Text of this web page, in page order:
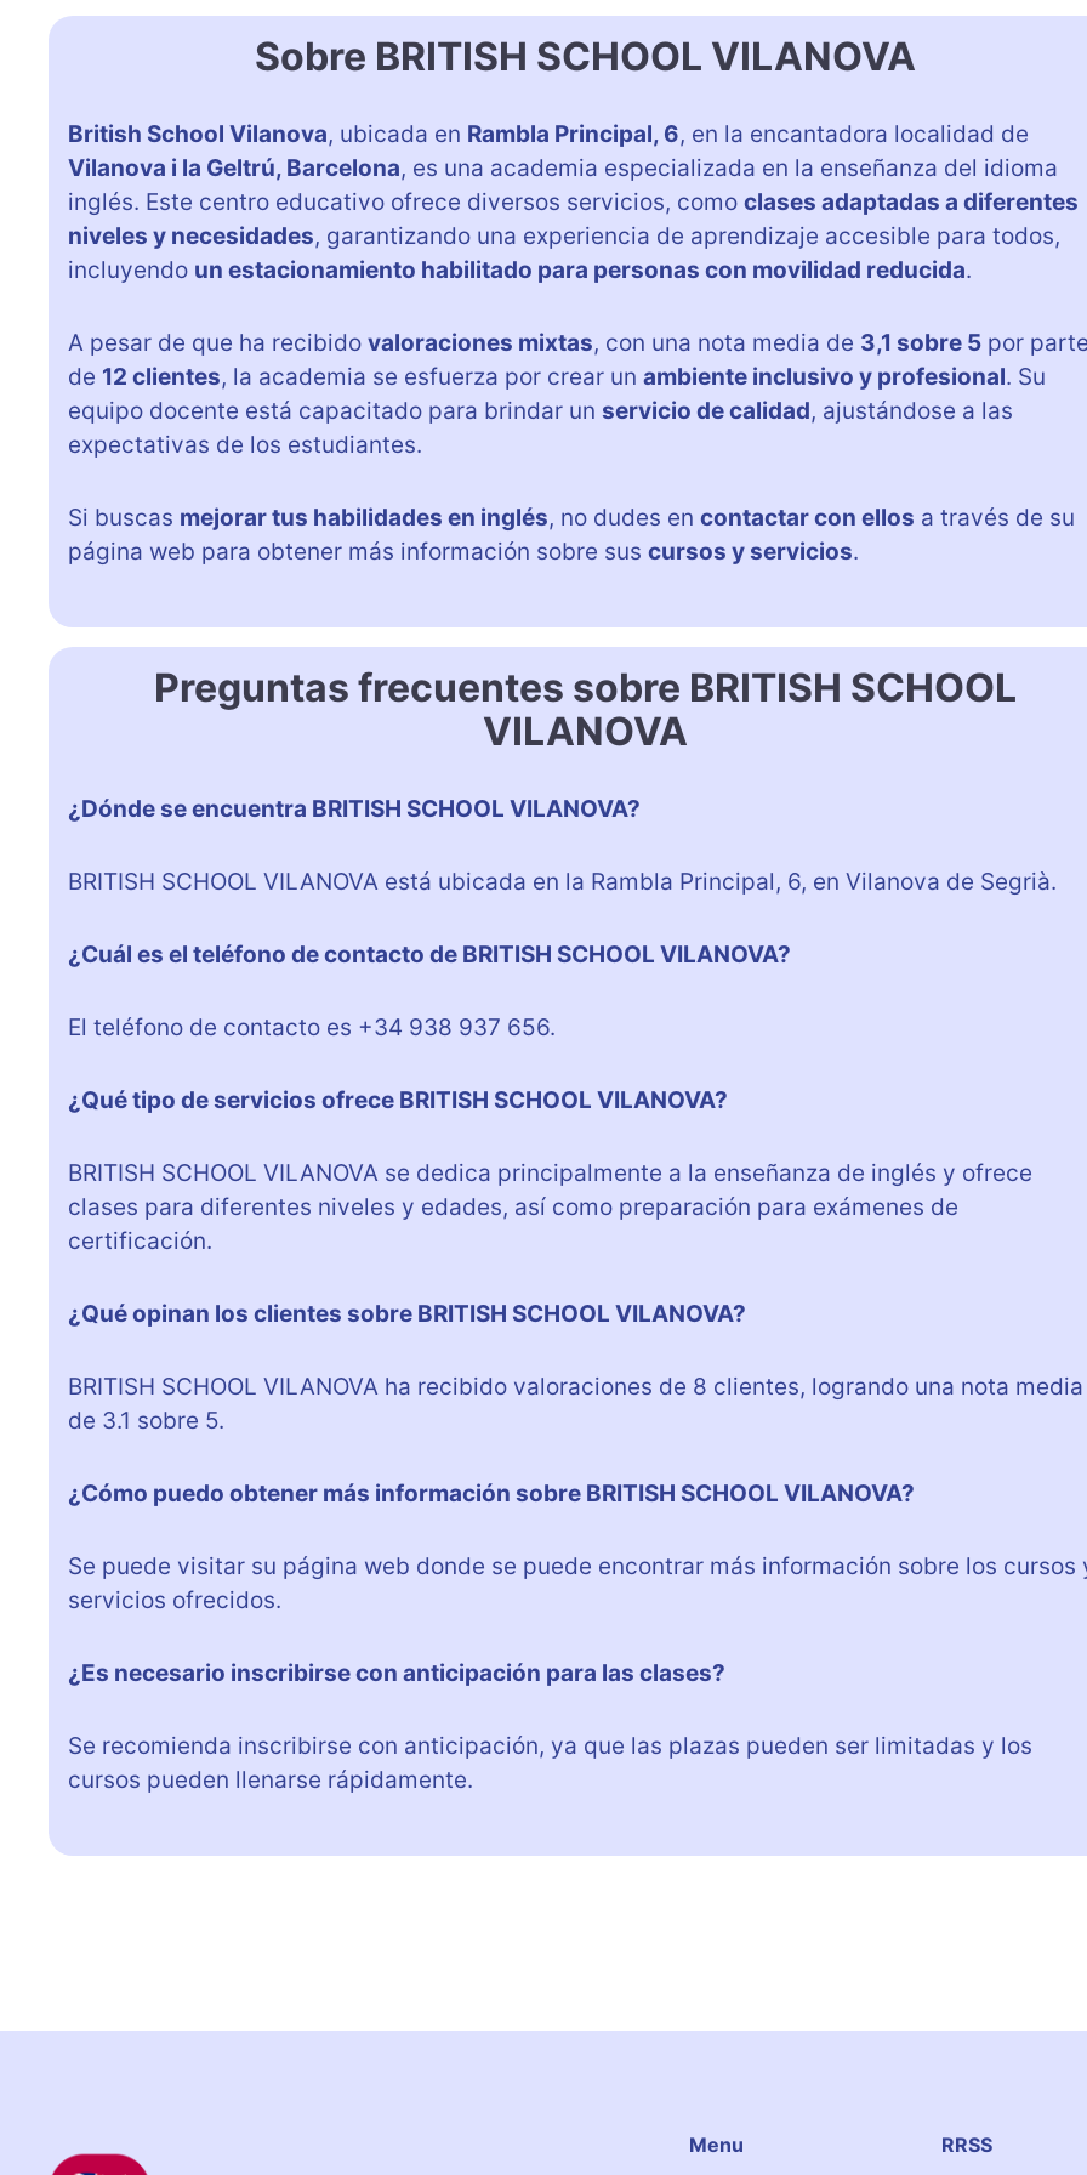
Sobre BRITISH SCHOOL VILANOVA
British School Vilanova, ubicada en Rambla Principal, 6, en la encantadora localidad de
Vilanova i la Geltrú, Barcelona, es una academia especializada en la enseñanza del idioma
inglés. Este centro educativo ofrece diversos servicios, como clases adaptadas a diferentes
niveles y necesidades, garantizando una experiencia de aprendizaje accesible para todos,
incluyendo un estacionamiento habilitado para personas con movilidad reducida.
A pesar de que ha recibido valoraciones mixtas, con una nota media de 3,1 sobre 5 por parte
de 12 clientes, la academia se esfuerza por crear un ambiente inclusivo y profesional. Su
equipo docente está capacitado para brindar un servicio de calidad, ajustándose a las
expectativas de los estudiantes.
Si buscas mejorar tus habilidades en inglés, no dudes en contactar con ellos a través de su
página web para obtener más información sobre sus cursos y servicios.
Preguntas frecuentes sobre BRITISH SCHOOL
VILANOVA
¿Dónde se encuentra BRITISH SCHOOL VILANOVA?
BRITISH SCHOOL VILANOVA está ubicada en la Rambla Principal, 6, en Vilanova de Segrià.
¿Cuál es el teléfono de contacto de BRITISH SCHOOL VILANOVA?
El teléfono de contacto es +34 938 937 656.
¿Qué tipo de servicios ofrece BRITISH SCHOOL VILANOVA?
BRITISH SCHOOL VILANOVA se dedica principalmente a la enseñanza de inglés y ofrece
clases para diferentes niveles y edades, así como preparación para exámenes de
certificación.
¿Qué opinan los clientes sobre BRITISH SCHOOL VILANOVA?
BRITISH SCHOOL VILANOVA ha recibido valoraciones de 8 clientes, logrando una nota media
de 3.1 sobre 5.
¿Cómo puedo obtener más información sobre BRITISH SCHOOL VILANOVA?
Se puede visitar su página web donde se puede encontrar más información sobre los cursos
servicios ofrecidos.
¿Es necesario inscribirse con anticipación para las clases?
Se recomienda inscribirse con anticipación, ya que las plazas pueden ser limitadas y los
cursos pueden llenarse rápidamente.
Menu RRSS